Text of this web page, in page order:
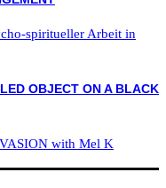
spiritueller Arbeit in
with Mel K